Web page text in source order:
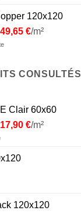
120x120
49,65 €/m²
CONSULTÉS
Clair 60x60
17,90 €/m²
120x120